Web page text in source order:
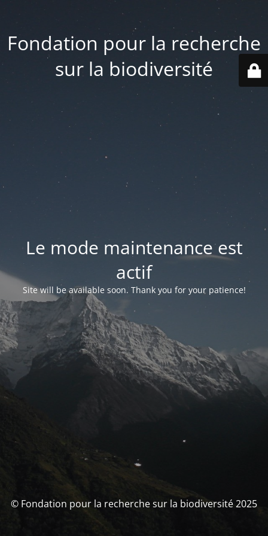
Fondation pour la recherche
sur la biodiversité
Le mode maintenance est
actif
Site will be available soon. Thank you for your patience!
© Fondation pour la recherche sur la biodiversité 2025